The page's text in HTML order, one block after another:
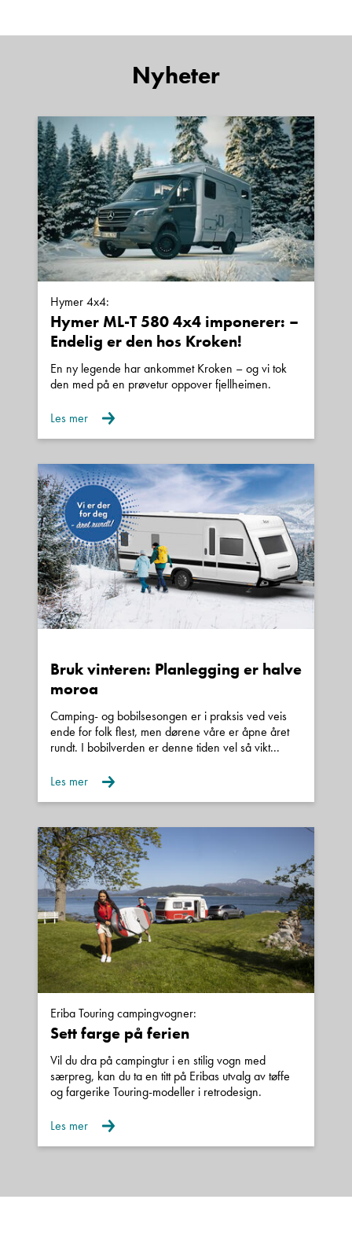
Nyheter
Hymer 4x4:
Hymer ML-T 580 4x4 imponerer: –
Endelig er den hos Kroken!
En ny legende har ankommet Kroken – og vi tok
den med på en prøvetur oppover fjellheimen.
Les mer
Bruk vinteren: Planlegging er halve
moroa
Camping- og bobilsesongen er i praksis ved veis
ende for folk flest, men dørene våre er åpne året
rundt. I bobilverden er denne tiden vel så vikt...
Les mer
Eriba Touring campingvogner:
Sett farge på ferien
Vil du dra på campingtur i en stilig vogn med
særpreg, kan du ta en titt på Eribas utvalg av tøffe
og fargerike Touring-modeller i retrodesign.
Les mer